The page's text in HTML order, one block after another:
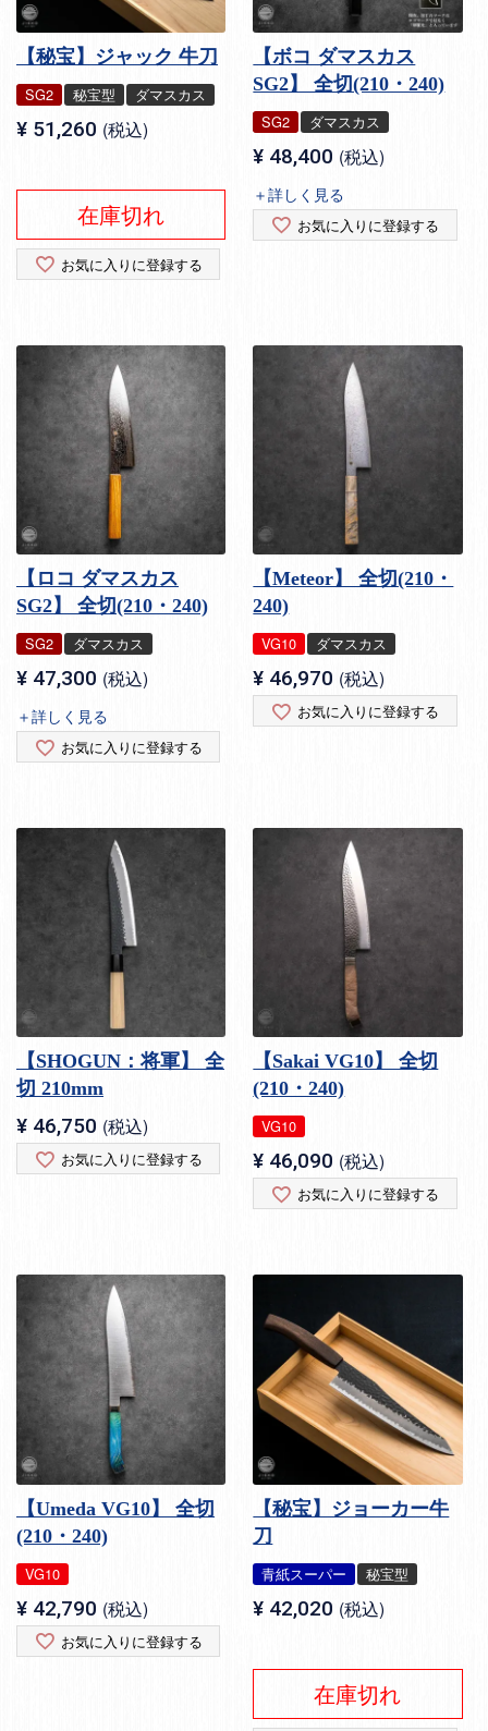
【秘宝】ジャック 牛刀
SG2 秘宝型 ダマスカス
¥ 51,260 税込
在庫切れ
お気に入りに登録する
【ボコ ダマスカス
SG2】 全切(210・240)
SG2 ダマスカス
¥ 48,400 税込
＋詳しく見る
お気に入りに登録する
【ロコ ダマスカス
SG2】 全切(210・240)
SG2 ダマスカス
¥ 47,300 税込
＋詳しく見る
お気に入りに登録する
【Meteor】 全切(210・
240)
VG10 ダマスカス
¥ 46,970 税込
お気に入りに登録する
【SHOGUN：将軍】 全
切 210mm
¥ 46,750 税込
お気に入りに登録する
【Sakai VG10】 全切
(210・240)
VG10
¥ 46,090 税込
お気に入りに登録する
【Umeda VG10】 全切
(210・240)
VG10
¥ 42,790 税込
お気に入りに登録する
【秘宝】ジョーカー牛
刀
青紙スーパー 秘宝型
¥ 42,020 税込
在庫切れ